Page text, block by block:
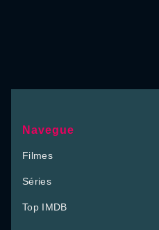
Navegue
Filmes
Séries
Top IMDB